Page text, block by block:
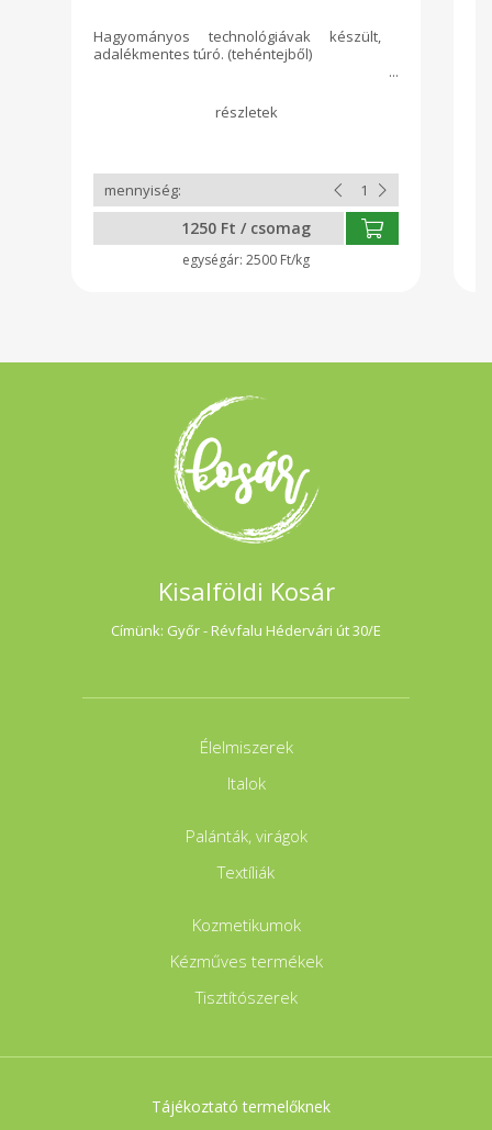
Hagyományos technológiávak készült,
adalékmentes túró. (tehéntejből)
1250 Ft / csomag
2500 Ft/kg
Kisalföldi Kosár
Címünk: Győr - Révfalu Hédervári út 30/E
Élelmiszerek
Italok
Palánták, virágok
Textíliák
Kozmetikumok
Kézműves termékek
Tisztítószerek
Tájékoztató termelőknek